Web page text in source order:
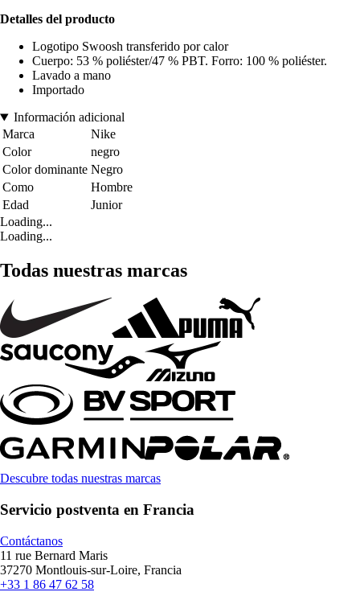
Detalles del producto
Logotipo Swoosh transferido por calor
Cuerpo: 53 % poliéster/47 % PBT. Forro: 100 % poliéster.
Lavado a mano
Importado
Información adicional
Marca
Nike
Color
negro
Color dominante Negro
Como
Hombre
Edad
Junior
Loading...
Loading...
Todas nuestras marcas
Descubre todas nuestras marcas
Servicio postventa en Francia
Contáctanos
11 rue Bernard Maris
37270 Montlouis-sur-Loire, Francia
+33 1 86 47 62 58